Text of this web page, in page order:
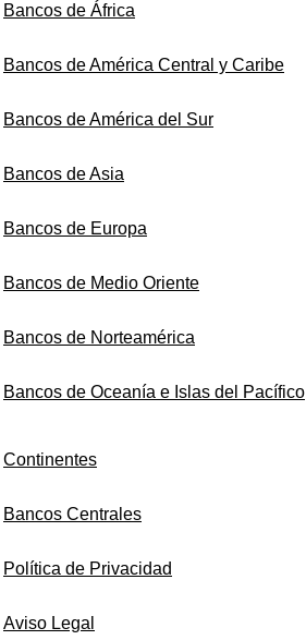
Bancos de África
Bancos de América Central y Caribe
Bancos de América del Sur
Bancos de Asia
Bancos de Europa
Bancos de Medio Oriente
Bancos de Norteamérica
Bancos de Oceanía e Islas del Pacífico
Continentes
Bancos Centrales
Política de Privacidad
Aviso Legal